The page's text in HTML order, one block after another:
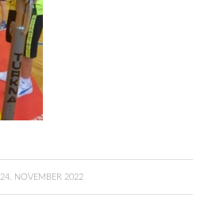
24. NOVEMBER 2022